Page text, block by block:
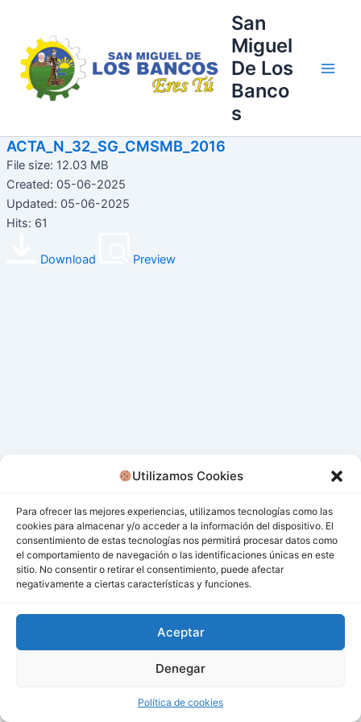
Utilizamos Cookies
Para ofrecer las mejores experiencias, utilizamos tecnologías como las
cookies para almacenar y/o acceder a la información del dispositivo. El
consentimiento de estas tecnologías nos permitirá procesar datos como
el comportamiento de navegación o las identificaciones únicas en este
sitio. No consentir o retirar el consentimiento, puede afectar
negativamente a ciertas características y funciones.
Aceptar
Denegar
Política de cookies
contenido
San
Miguel
De Los
Banco
s
ACTA_N_32_SG_CMSMB_2016
File size: 12.03 MB
Created: 05-06-2025
Updated: 05-06-2025
Hits: 61
Download Preview
Todos los derechos © 2026 San Miguel De Los Bancos |